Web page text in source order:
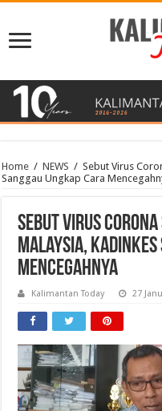
Home / NEWS / Sebut Virus
Sanggau Ungkap Cara
Sebut Virus
Malaysia, Kadinkes
Mencegahnya
Kalimantan Today 27